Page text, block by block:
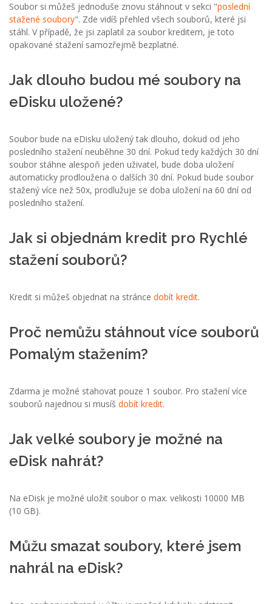
Soubor si můžeš jednoduše znovu stáhnout v sekci "poslední
stažené soubory". Zde vidíš přehled všech souborů, které jsi
stáhl. V případě, že jsi zaplatil za soubor kreditem, je toto
opakované stažení samozřejmě bezplatné.
Jak dlouho budou mé soubory na
eDisku uložené?
Soubor bude na eDisku uložený tak dlouho, dokud od jeho
posledního stažení neuběhne 30 dní. Pokud tedy každých 30 dní
soubor stáhne alespoň jeden uživatel, bude doba uložení
automaticky prodloužena o dalších 30 dní. Pokud bude soubor
stažený více než 50x, prodlužuje se doba uložení na 60 dní od
posledního stažení.
Jak si objednám kredit pro Rychlé
stažení souborů?
Kredit si můžeš objednat na stránce dobít kredit.
Proč nemůžu stáhnout více souborů
Pomalým stažením?
Zdarma je možné stahovat pouze 1 soubor. Pro stažení více
souborů najednou si musíš dobít kredit.
Jak velké soubory je možné na
eDisk nahrát?
Na eDisk je možné uložit soubor o max. velikosti 10000 MB
(10 GB).
Můžu smazat soubory, které jsem
nahrál na eDisk?